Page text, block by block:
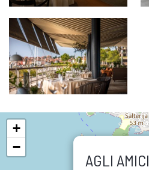
AGLI AMICI
+
−